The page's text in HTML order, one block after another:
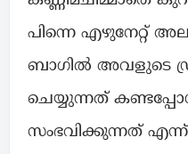
പിന്നെ എഴുനേറ്റ്
ബാഗിൽ അവളുടെ
ചെയ്യുന്നത്
സംഭവിക്കുന്നത് എന്ന്